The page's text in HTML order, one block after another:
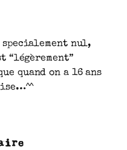
specialement nul,
“légèrement”
quand on a 16 ans